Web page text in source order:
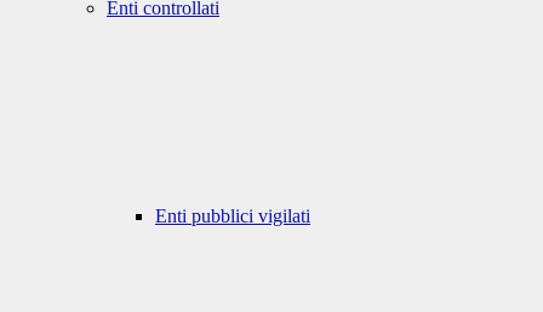
Enti controllati
Enti pubblici vigilati